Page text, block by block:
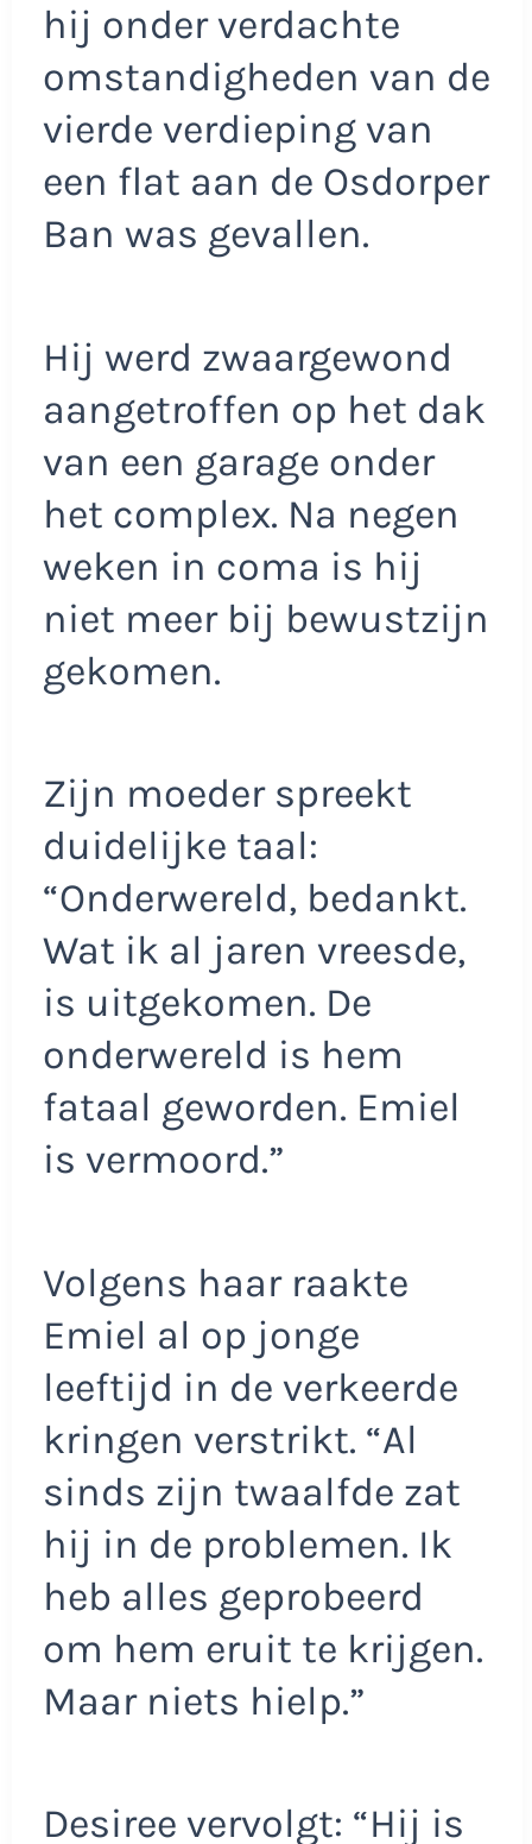
hij onder verdachte
omstandigheden van de
vierde verdieping van
een flat aan de Osdorper
Ban was gevallen.
Hij werd zwaargewond
aangetroffen op het dak
van een garage onder
het complex. Na negen
weken in coma is hij
niet meer bij bewustzijn
gekomen.
Zijn moeder spreekt
duidelijke taal:
“Onderwereld, bedankt.
Wat ik al jaren vreesde,
is uitgekomen. De
onderwereld is hem
fataal geworden. Emiel
is vermoord.”
Volgens haar raakte
Emiel al op jonge
leeftijd in de verkeerde
kringen verstrikt. “Al
sinds zijn twaalfde zat
hij in de problemen. Ik
heb alles geprobeerd
om hem eruit te krijgen.
Maar niets hielp.”
Desiree vervolgt: “Hij is